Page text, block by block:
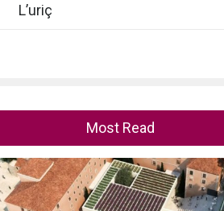
L’uriç
Most Read